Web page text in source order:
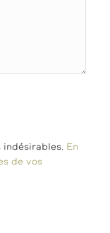
indésirables. En
de vos